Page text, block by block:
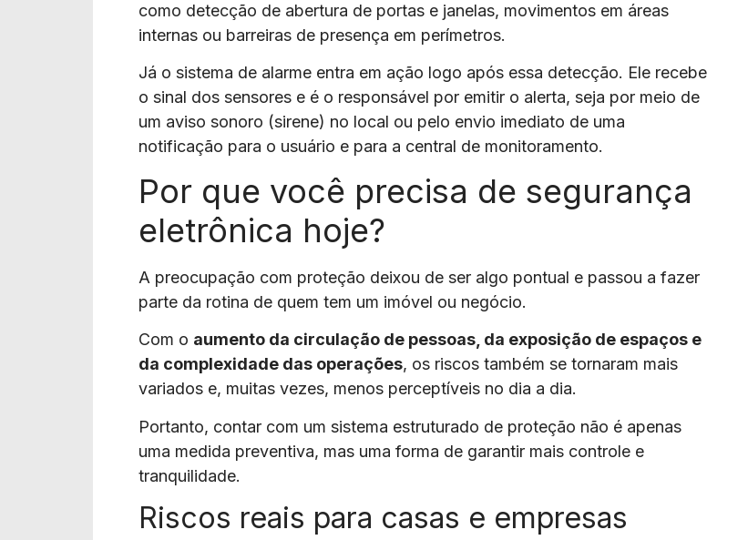
como detecção de abertura de portas e janelas, movimentos em áreas
internas ou barreiras de presença em perímetros.
Já o sistema de alarme entra em ação logo após essa detecção. Ele recebe
o sinal dos sensores e é o responsável por emitir o alerta, seja por meio de
um aviso sonoro (sirene) no local ou pelo envio imediato de uma
notificação para o usuário e para a central de monitoramento.
Por que você precisa de segurança
eletrônica hoje?
A preocupação com proteção deixou de ser algo pontual e passou a fazer
parte da rotina de quem tem um imóvel ou negócio.
Com o aumento da circulação de pessoas, da exposição de espaços e
da complexidade das operações, os riscos também se tornaram mais
variados e, muitas vezes, menos perceptíveis no dia a dia.
Portanto, contar com um sistema estruturado de proteção não é apenas
uma medida preventiva, mas uma forma de garantir mais controle e
tranquilidade.
Riscos reais para casas e empresas